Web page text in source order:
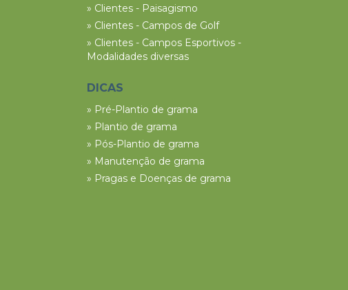
» Clientes - Paisagismo
» Clientes - Campos de Golf
» Clientes - Campos Esportivos -
Modalidades diversas
DICAS
» Pré-Plantio de grama
» Plantio de grama
» Pós-Plantio de grama
» Manutenção de grama
» Pragas e Doenças de grama